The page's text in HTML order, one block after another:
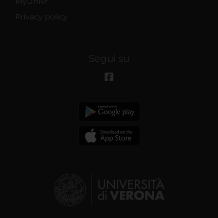
Privacy policy
Segui su